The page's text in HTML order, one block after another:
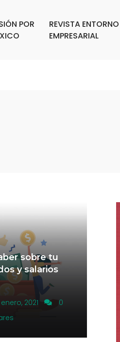
POR
REVISTA ENTORNO
EMPRESARIAL
sobre tu
y salarios
2021
0